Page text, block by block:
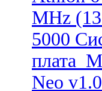
MHz
5000
Neo